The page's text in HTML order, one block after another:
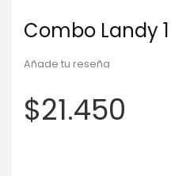
Combo Landy 1
Añade tu reseña
$21.450